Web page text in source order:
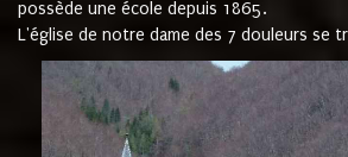
possède une école depuis 1865.
L'église de notre dame des 7 douleurs se